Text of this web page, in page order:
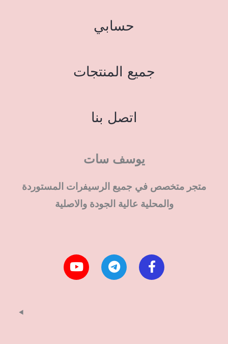
حسابي
جميع المنتجات
اتصل بنا
يوسف سات
متجر متخصص في جميع الرسيفرات المستوردة
والمحلية عالية الجودة والاصلية